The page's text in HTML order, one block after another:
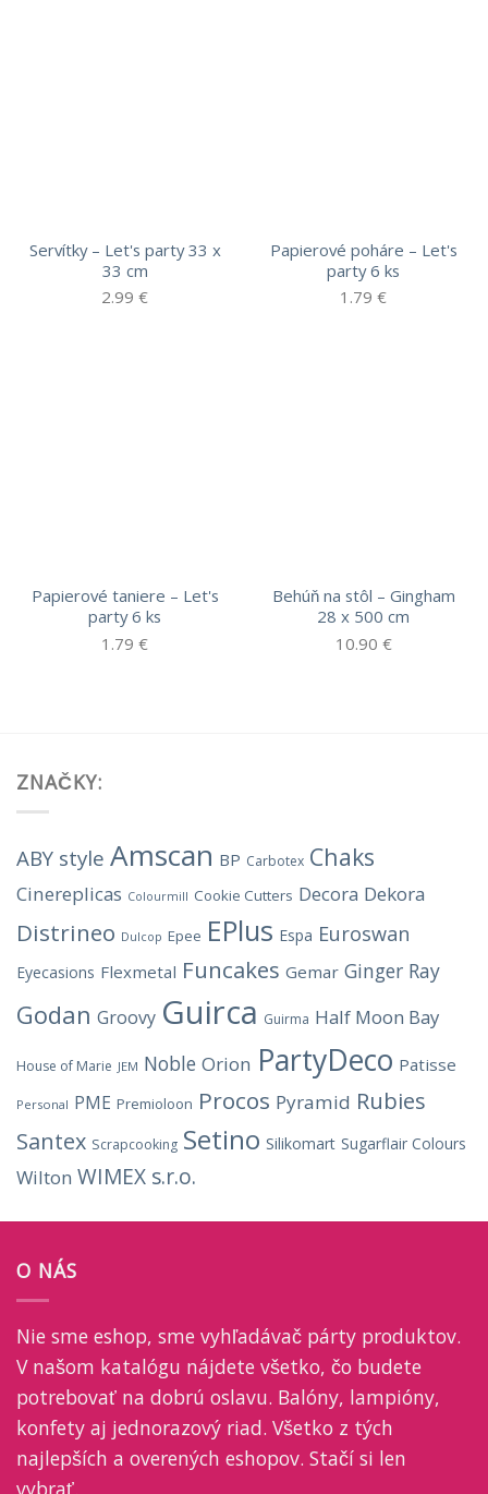
Servítky – Let's party 33 x
33 cm
2.99 €
Papierové poháre – Let's
party 6 ks
1.79 €
Papierové taniere – Let's
party 6 ks
1.79 €
Behúň na stôl – Gingham
28 x 500 cm
10.90 €
ZNAČKY:
ABY style Amscan BP Carbotex Chaks
Cinereplicas Colourmill Cookie Cutters Decora Dekora
Distrineo Dulcop Epee EPlus Espa Euroswan
Eyecasions Flexmetal Funcakes Gemar Ginger Ray
Godan Groovy Guirca Guirma Half Moon Bay
House of Marie JEM Noble Orion PartyDeco Patisse
Personal PME Premioloon Procos Pyramid Rubies
Santex Scrapcooking Setino Silikomart Sugarflair Colours
Wilton WIMEX s.r.o.
O NÁS
Nie sme eshop, sme vyhľadávač párty produktov.
V našom katalógu nájdete všetko, čo budete
potrebovať na dobrú oslavu. Balóny, lampióny,
konfety aj jednorazový riad. Všetko z tých
najlepších a overených eshopov. Stačí si len